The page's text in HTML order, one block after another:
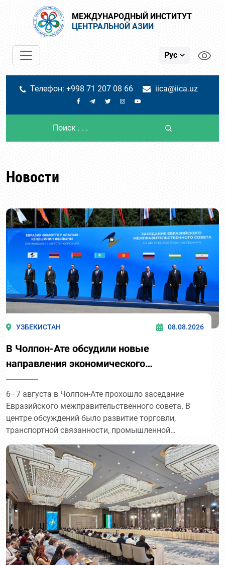
МЕЖДУНАРОДНЫЙ ИНСТИТУТ
ЦЕНТРАЛЬНОЙ АЗИИ
Рус
Телефон: +998 71 207 08 66 iica@iica.uz
Новости
УЗБЕКИСТАН 08.08.2026
В Чолпон-Ате обсудили новые
направления экономического
сотрудничества
6–7 августа в Чолпон-Ате прохошло заседание
Евразийского межправительственного совета. В
центре обсуждений было развитие торговли,
транспортной связанности, промышленной